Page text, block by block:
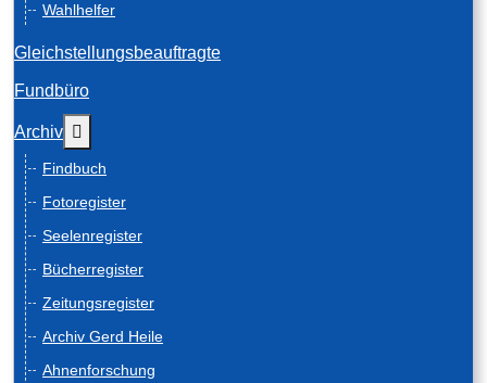
Wahlhelfer
Gleichstellungsbeauftragte
Fundbüro
Archiv
Findbuch
Fotoregister
Seelenregister
Bücherregister
Zeitungsregister
Archiv Gerd Heile
Ahnenforschung